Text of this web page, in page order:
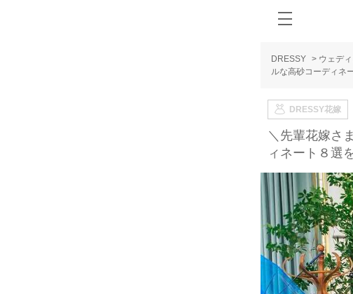
DRESSY > ウェデ
ルな高砂コーディネ
DRESSY花嫁
＼先輩花嫁さ
ィネート８選